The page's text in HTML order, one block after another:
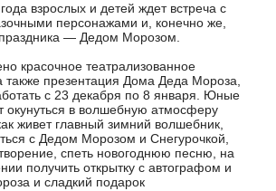
взрослых и детей ждет встреча с
персонажами и, конечно же,
— Дедом Морозом.
красочное театрализованное
также презентация Дома Деда Мороза,
с 23 декабря по 8 января. Юные
окунуться в волшебную атмосферу
живет главный зимний волшебник,
с Дедом Морозом и Снегурочкой,
спеть новогоднюю песню, на
получить открытку с автографом и
и сладкий подарок